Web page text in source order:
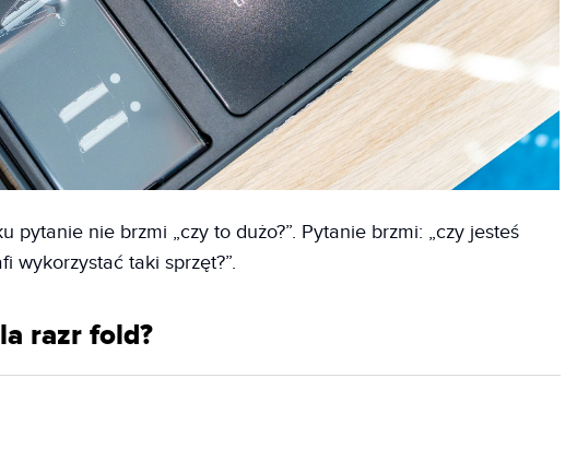
pytanie nie brzmi „czy to dużo?”. Pytanie brzmi: „czy jesteś
wykorzystać taki sprzęt?”.
razr fold?